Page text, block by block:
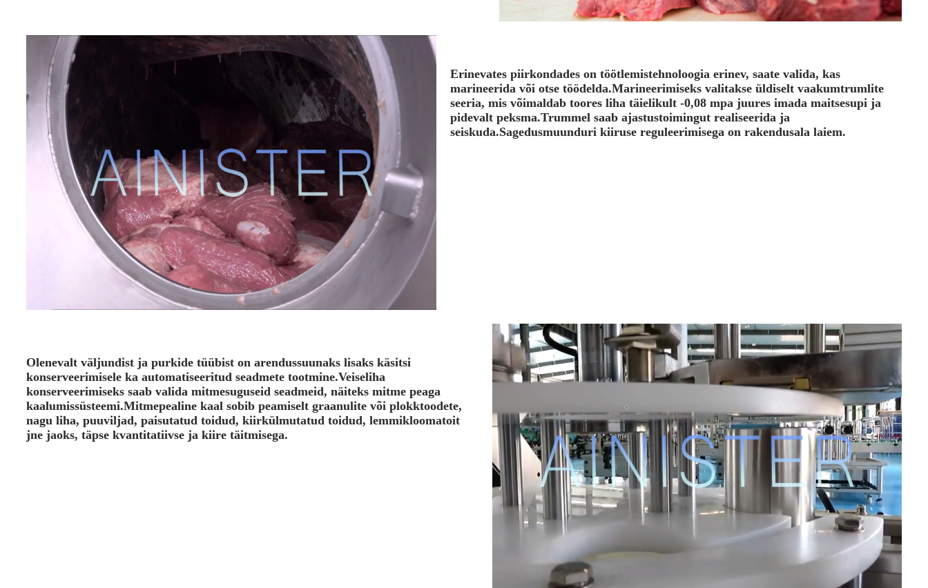
Erinevates piirkondades on töötlemistehnoloogia erinev, saate valida, kas
marineerida või otse töödelda.Marineerimiseks valitakse üldiselt vaakumtrumlite
seeria, mis võimaldab toores liha täielikult -0,08 mpa juures imada maitsesupi ja
pidevalt peksma.Trummel saab ajastustoimingut realiseerida ja
seiskuda.Sagedusmuunduri kiiruse reguleerimisega on rakendusala laiem.
Olenevalt väljundist ja purkide tüübist on arendussuunaks lisaks käsitsi
konserveerimisele ka automatiseeritud seadmete tootmine.Veiseliha
konserveerimiseks saab valida mitmesuguseid seadmeid, näiteks mitme peaga
kaalumissüsteemi.Mitmepealine kaal sobib peamiselt graanulite või plokktoodete,
nagu liha, puuviljad, paisutatud toidud, kiirkülmutatud toidud, lemmikloomatoit
jne jaoks, täpse kvantitatiivse ja kiire täitmisega.